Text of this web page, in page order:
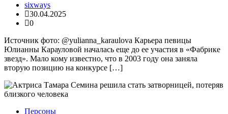
sixways
30.04.2025
0
Источник фото: @yulianna_karaulova Карьера певицы
Юлианны Карауловой началась еще до ее участия в «Фабрике
звезд». Мало кому известно, что в 2003 году она заняла
вторую позицию на конкурсе […]
Персоны